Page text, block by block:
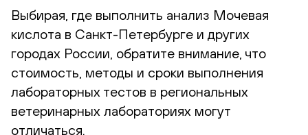
Выбирая, где выполнить анализ Мочевая
кислота в Санкт-Петербурге и других
городах России, обратите внимание, что
стоимость, методы и сроки выполнения
лабораторных тестов в региональных
ветеринарных лабораториях могут
отличаться.